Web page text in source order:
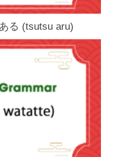
る (tsutsu aru)